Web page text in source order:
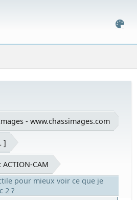
- www.chassimages.com
]
CAM
pour mieux voir ce que je
2 ?